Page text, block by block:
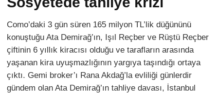
Como’daki 3 gün süren 165 milyon TL’lik düğününü
konuştuğu Ata Demirağ’ın, Işıl Reçber ve Rüştü Reçber
çiftinin 6 yıllık kiracısı olduğu ve tarafların arasında
yaşanan kira uyuşmazlığının yargıya taşındığı ortaya
çıktı. Gemi broker’ı Rana Akdağ’la evliliği günlerdir
gündem olan Ata Demirağ’ın tahliye davası, İstanbul